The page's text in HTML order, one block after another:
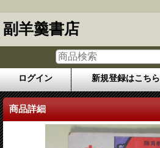
副羊羹書店
ログイン 新規登録はこちら
商品詳細